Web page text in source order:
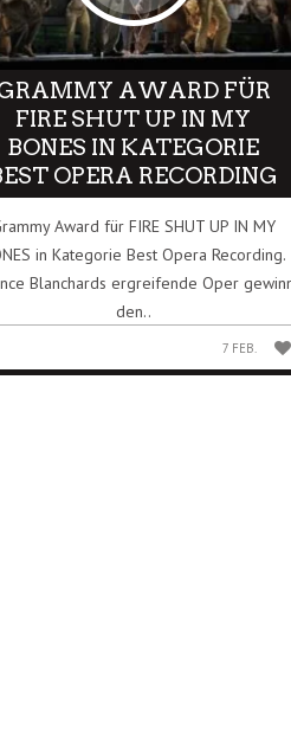
AWARD FÜR
FIRE SHUT UP IN MY
BONES IN KATEGORIE
OPERA RECORDING
Award für FIRE SHUT UP IN MY
in Kategorie Best Opera Recording.
Blanchards ergreifende Oper
den..
7 FEB.